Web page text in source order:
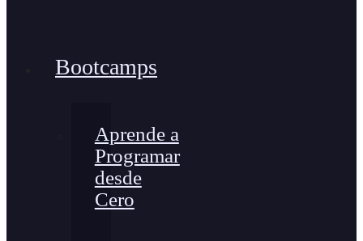
Bootcamps
Aprende a
Programar
desde
Cero